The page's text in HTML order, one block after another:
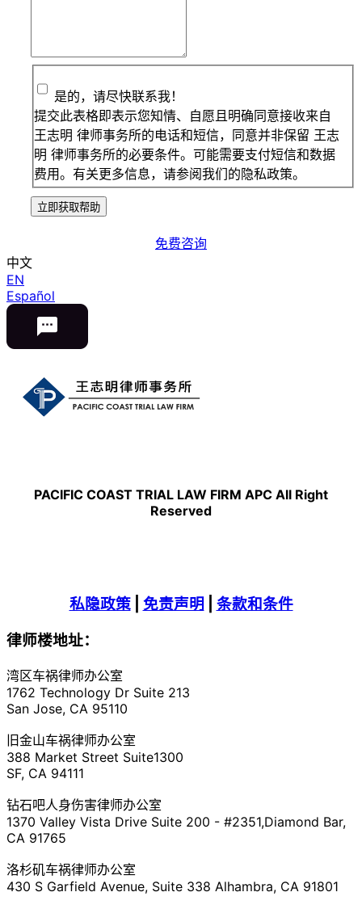
是的，请尽快联系我！
提交此表格即表示您知情、自愿且明确同意接收来自
王志明 律师事务所的电话和短信，同意并非保留 王志
明 律师事务所的必要条件。可能需要支付短信和数据
费用。有关更多信息，请参阅我们的隐私政策。
立即获取帮助
免费咨询
中文
EN
Español
PACIFIC COAST TRIAL LAW FIRM APC All Right
Reserved
私隐政策| 免责声明
条款和条件
律师楼地址：
湾区车祸律师办公室
1762 Technology Dr Suite 213
San Jose, CA 95110
旧金山车祸律师办公室
388 Market Street Suite1300
SF, CA 94111
钻石吧人身伤害律师办公室
1370 Valley Vista Drive Suite 200 - #2351,Diamond Bar,
CA 91765
洛杉矶车祸律师办公室
430 S Garfield Avenue, Suite 338 Alhambra, CA 91801